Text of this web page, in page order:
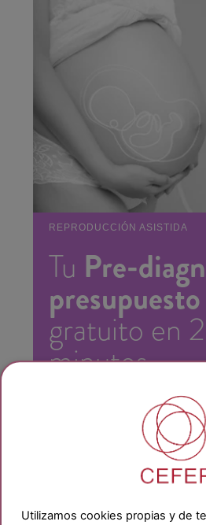
REPRODUCCIÓN ASISTIDA
Tu Pre-
presupuesto
gratuito en 2
minutos
PRE-DIAGNÓSTICO ONLINE
Obtenedinformación
Utilizamos cookies propias y de